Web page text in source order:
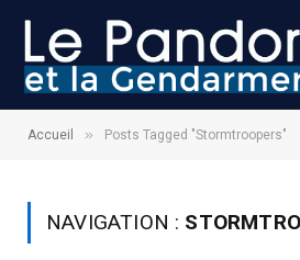
Accueil » Posts Tagged "Stormtroopers"
NAVIGATION :